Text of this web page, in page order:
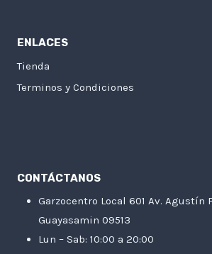
ENLACES
Tienda
Terminos y Condiciones
CONTÁCTANOS
Garzocentro Local 601 Av. Agustín
Guayasamin 09513
Lun – Sab: 10:00 a 20:00